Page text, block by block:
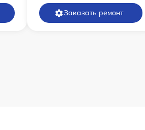
Заказать ремонт